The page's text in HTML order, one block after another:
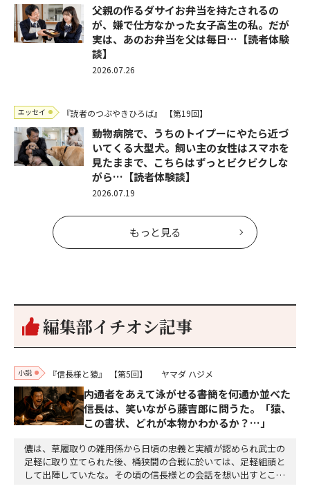
父親の作るダサイお弁当を持たされるの
が、嫌で仕方なかった女子高生の私。だが
実は、あのお弁当を父は毎日…【読者体験
談】
2026.07.26
エッセイ 『読者のつぶやきひろば』 【第19回】
動物病院で、うちのトイプーにやたら近づ
いてくる大型犬。飼い主の女性はスマホを
見たままで、こちらはずっとビクビクしな
がら…【読者体験談】
2026.07.19
もっと見る
編集部イチオシ記事
小説 『信長様と猿』 【第5回】 ヤマダ ハジメ
内通者をあえて泳がせる――書簡を何通か並べた
信長は、笑いながら藤吉郎に問うた。「猿、
この書状、どれが本物かわかるか？…」
儂は、草履取りの雑用係から日頃の忠義と実績が認められ武士の
足軽に取り立てられた後、桶狭間の合戦に於いては、足軽組頭と
して出陣していたな。その頃の信長様との会話を想い出すとこん